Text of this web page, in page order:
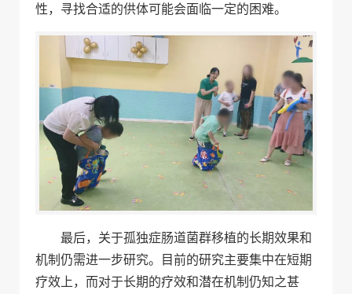
性，寻找合适的供体可能会面临一定的困难。
最后，关于孤独症肠道菌群移植的长期效果和
机制仍需进一步研究。目前的研究主要集中在短期
疗效上，而对于长期的疗效和潜在机制仍知之甚